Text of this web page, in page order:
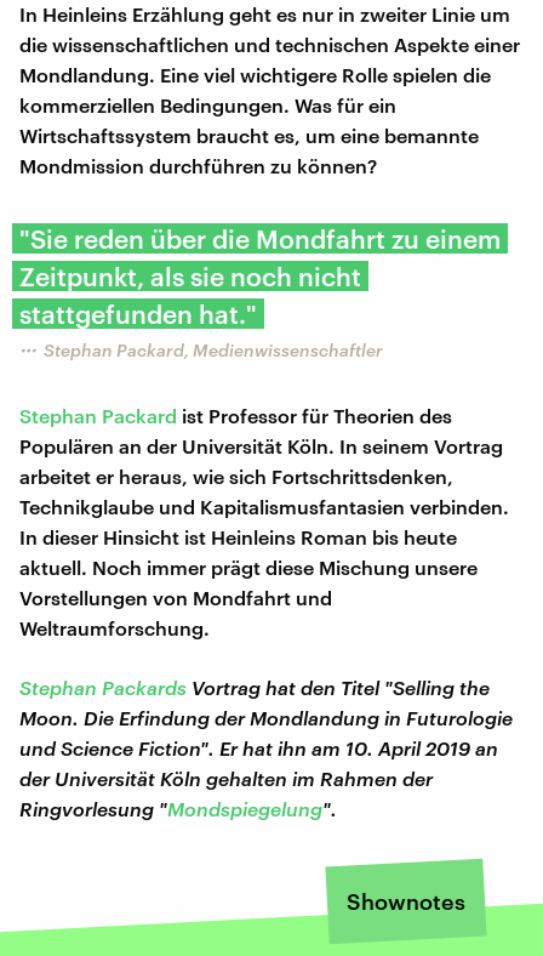
In Heinleins Erzählung geht es nur in zweiter Linie um
die wissenschaftlichen und technischen Aspekte einer
Mondlandung. Eine viel wichtigere Rolle spielen die
kommerziellen Bedingungen. Was für ein
Wirtschaftssystem braucht es, um eine bemannte
Mondmission durchführen zu können?
"Sie reden über die Mondfahrt zu einem
Zeitpunkt, als sie noch nicht
stattgefunden hat."
Stephan Packard, Medienwissenschaftler
Stephan Packard ist Professor für Theorien des
Populären an der Universität Köln. In seinem Vortrag
arbeitet er heraus, wie sich Fortschrittsdenken,
Technikglaube und Kapitalismusfantasien verbinden.
In dieser Hinsicht ist Heinleins Roman bis heute
aktuell. Noch immer prägt diese Mischung unsere
Vorstellungen von Mondfahrt und
Weltraumforschung.
Stephan Packards Vortrag hat den Titel "Selling the
Moon. Die Erfindung der Mondlandung in Futurologie
und Science Fiction". Er hat ihn am 10. April 2019 an
der Universität Köln gehalten im Rahmen der
Ringvorlesung "Mondspiegelung".
Shownotes